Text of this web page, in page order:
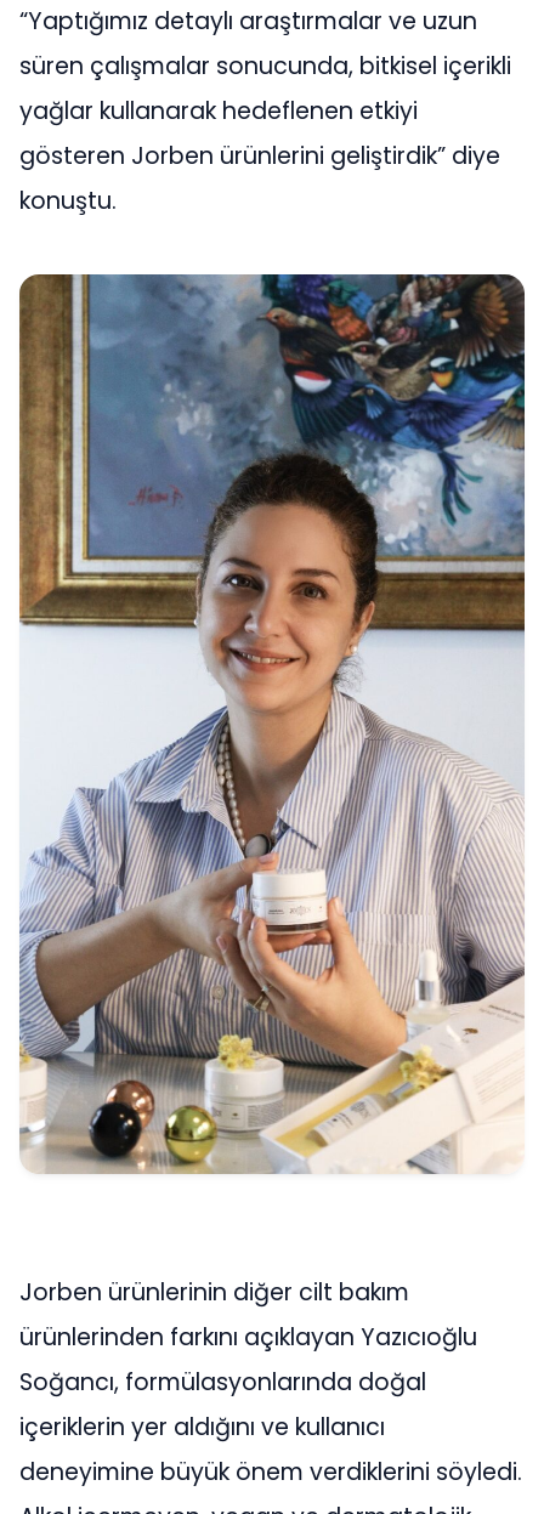
“Yaptığımız detaylı araştırmalar ve uzun
süren çalışmalar sonucunda, bitkisel içerikli
yağlar kullanarak hedeflenen etkiyi
gösteren Jorben ürünlerini geliştirdik” diye
konuştu.
Jorben ürünlerinin diğer cilt bakım
ürünlerinden farkını açıklayan Yazıcıoğlu
Soğancı, formülasyonlarında doğal
içeriklerin yer aldığını ve kullanıcı
deneyimine büyük önem verdiklerini söyledi.